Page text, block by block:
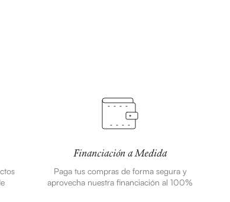
Financiación a Medida
Paga tus compras de forma segura y
aprovecha nuestra financiación al 100%